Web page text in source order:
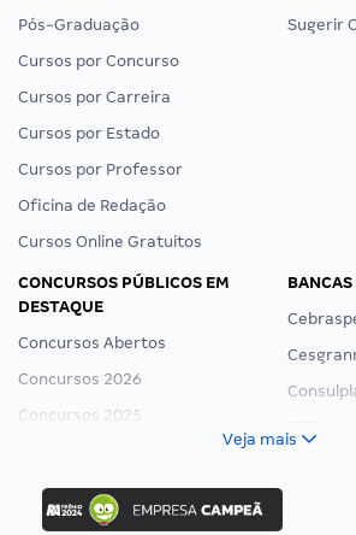
Pós-Graduação
Cursos por Concurso
Cursos por Carreira
Cursos por Estado
Cursos por Professor
Oficina de Redação
Cursos Online Gratuitos
Sugerir
CONCURSOS PÚBLICOS EM
DESTAQUE
Concursos Abertos
Concursos 2026
Concursos 2025
Concurso Ibama
Concurso MPU
BANCAS
Veja mais